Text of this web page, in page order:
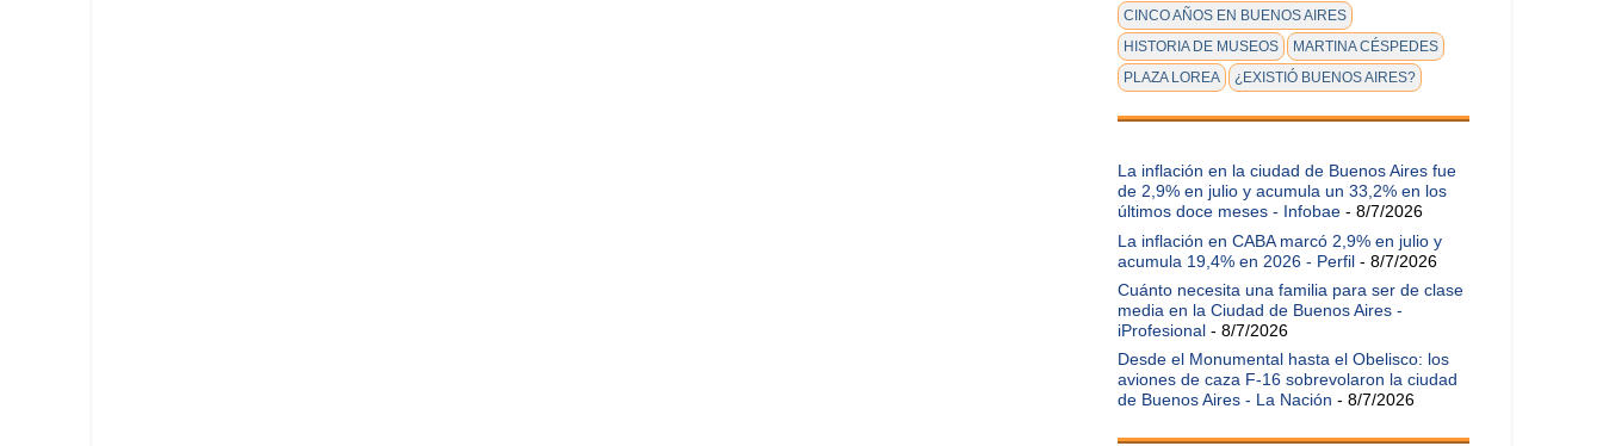
CINCO AÑOS EN BUENOS AIRES
HISTORIA DE MUSEOS
MARTINA CÉSPEDES
PLAZA LOREA
¿EXISTIÓ BUENOS AIRES?
La inflación en la ciudad de Buenos Aires fue
de 2,9% en julio y acumula un 33,2% en los
últimos doce meses - Infobae - 8/7/2026
La inflación en CABA marcó 2,9% en julio y
acumula 19,4% en 2026 - Perfil - 8/7/2026
Cuánto necesita una familia para ser de clase
media en la Ciudad de Buenos Aires -
iProfesional - 8/7/2026
Desde el Monumental hasta el Obelisco: los
aviones de caza F-16 sobrevolaron la ciudad
de Buenos Aires - La Nación - 8/7/2026